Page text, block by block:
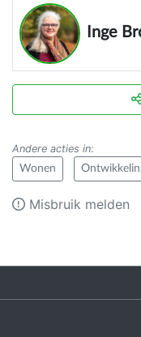
Inge
Andere acties in:
Wonen
Misbruik melden